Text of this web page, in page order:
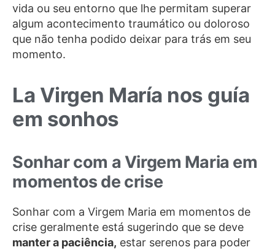
vida ou seu entorno que lhe permitam superar
algum acontecimento traumático ou doloroso
que não tenha podido deixar para trás em seu
momento.
La Virgen María nos guía
em sonhos
Sonhar com a Virgem Maria em
momentos de crise
Sonhar com a Virgem Maria em momentos de
crise geralmente está sugerindo que se deve
manter a paciência, estar serenos para poder